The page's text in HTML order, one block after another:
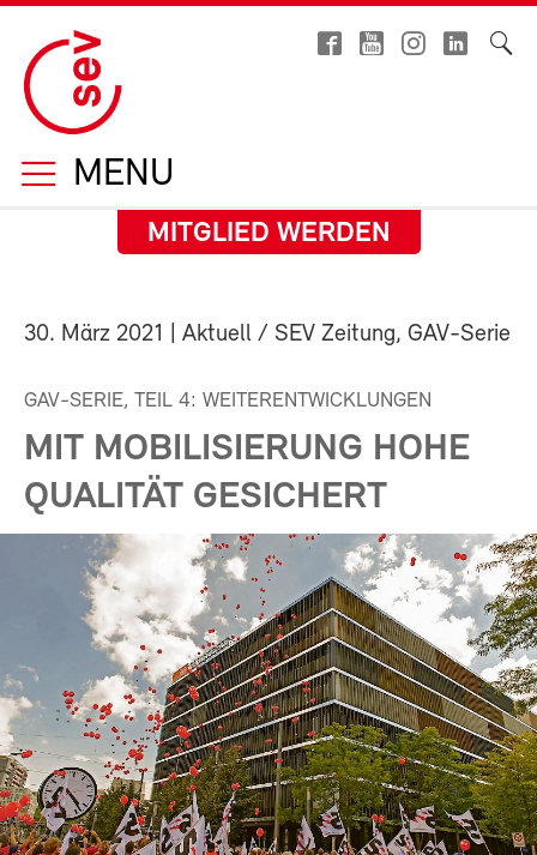
MENU
MITGLIED WERDEN
30. März 2021 | Aktuell / SEV Zeitung, GAV-Serie
GAV-SERIE, TEIL 4: WEITERENTWICKLUNGEN
MIT MOBILISIERUNG HOHE
QUALITÄT GESICHERT